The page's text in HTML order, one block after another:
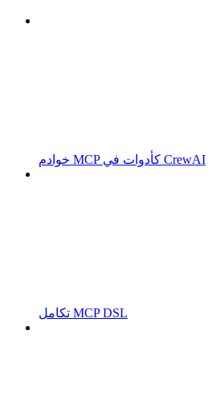
خوادم MCP كأدوات في CrewAI
تكامل MCP DSL